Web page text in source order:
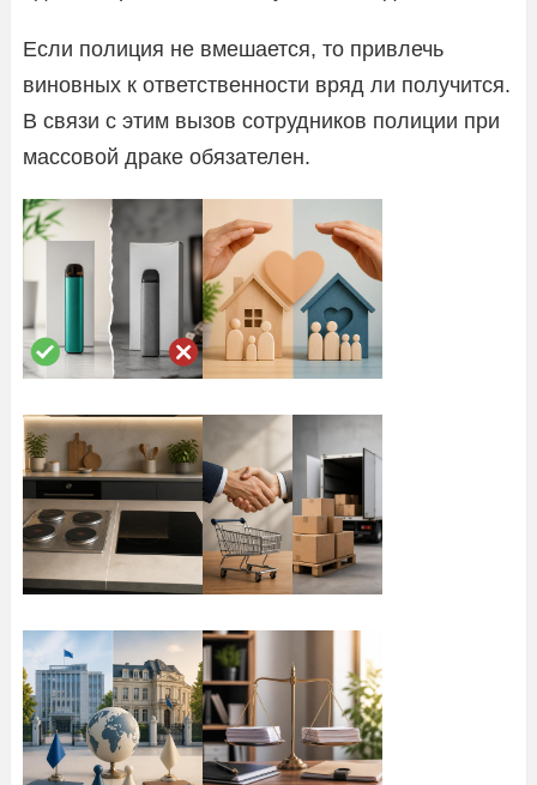
Если полиция не вмешается, то привлечь
виновных к ответственности вряд ли получится.
В связи с этим вызов сотрудников полиции при
массовой драке обязателен.